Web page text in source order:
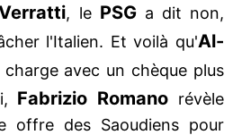
, le PSGa dit non,
l'Italien. Et voilà qu'Al-
avec un chèque plus
Fabrizio Romano révèle
offre des Saoudiens pour